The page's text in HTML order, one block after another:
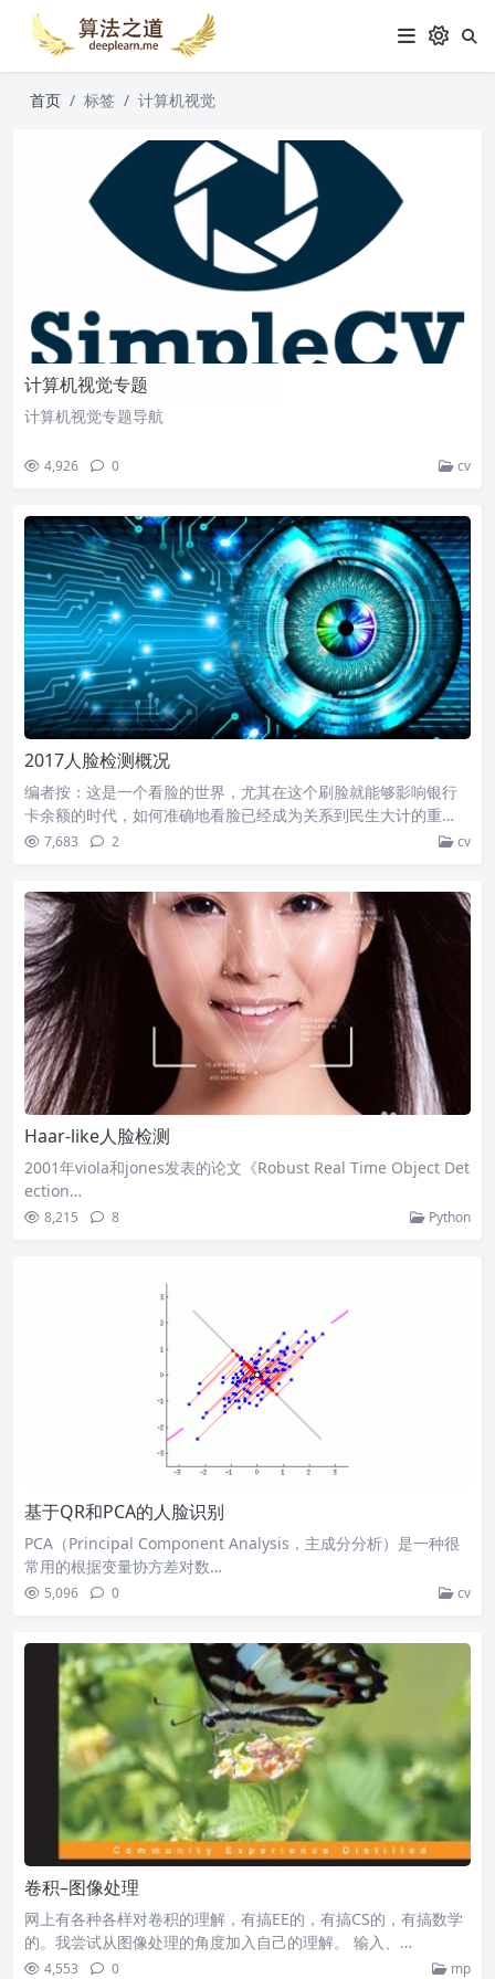
首页 标签 计算机视觉
计算机视觉专题
计算机视觉专题导航
4,926 0 cv
2017人脸检测概况
编者按：这是一个看脸的世界，尤其在这个刷脸就能够影响银行
卡余额的时代，如何准确地看脸已经成为关系到民生大计的重…
7,683 2 cv
Haar-like人脸检测
2001年viola和jones发表的论文《Robust Real Time Object Det
ection…
8,215 8 Python
基于QR和PCA的人脸识别
PCA（Principal Component Analysis，主成分分析）是一种很
常用的根据变量协方差对数…
5,096 0 cv
卷积–图像处理
网上有各种各样对卷积的理解，有搞EE的，有搞CS的，有搞数学
的。我尝试从图像处理的角度加入自己的理解。 输入、…
4,553 0 mp